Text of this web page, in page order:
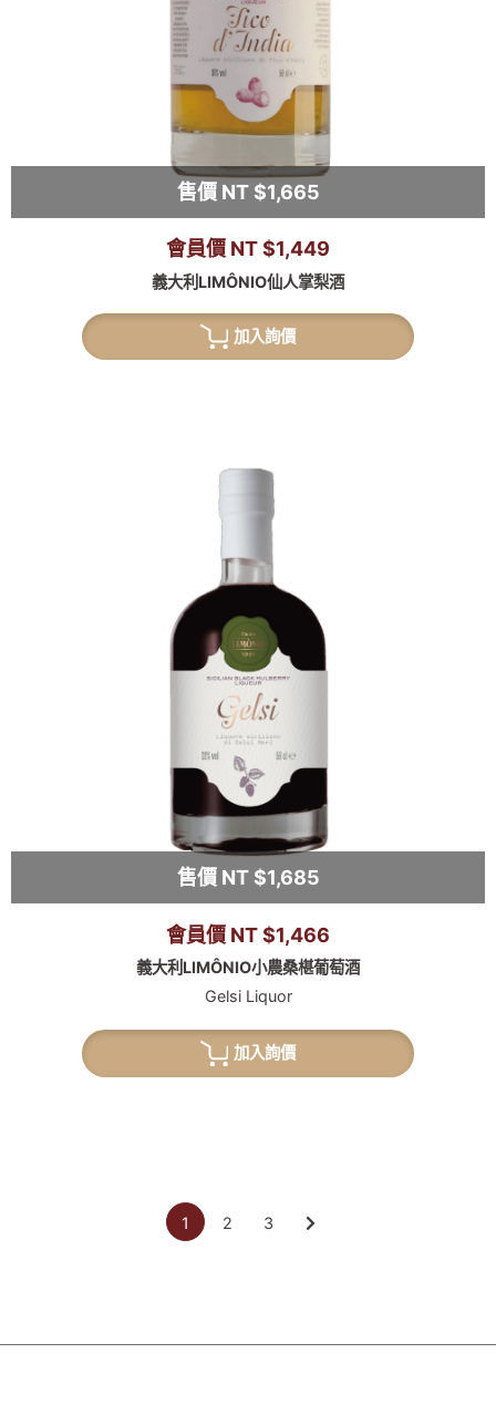
售價 NT $1,665
會員價 NT $1,449
義大利LIMÔNIO仙人掌梨酒
加入詢價
售價 NT $1,685
會員價 NT $1,466
義大利LIMÔNIO小農桑椹葡萄酒
Gelsi Liquor
加入詢價
1 2 3